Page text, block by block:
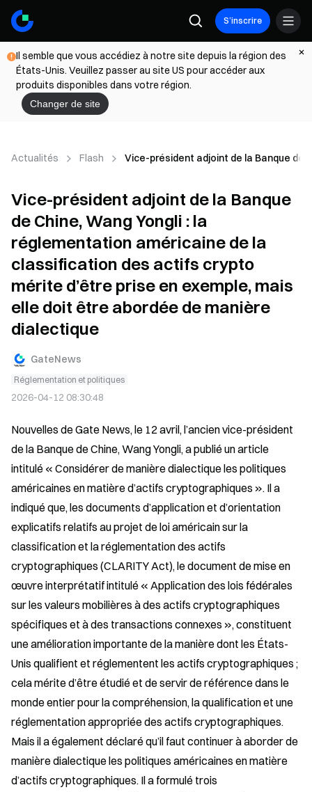
S’inscrire
Il semble que vous accédiez à notre site depuis la région des
États-Unis. Veuillez passer au site US pour accéder aux
produits disponibles dans votre région.
Changer de site
Actualités Flash Vice-président adjoint de la Banque de
Vice-président adjoint de la Banque
de Chine, Wang Yongli : la
réglementation américaine de la
classification des actifs crypto
mérite d’être prise en exemple, mais
elle doit être abordée de manière
dialectique
GateNews
Réglementation et politiques
2026-04-12 08:30:48
Nouvelles de Gate News, le 12 avril, l’ancien vice-président
de la Banque de Chine, Wang Yongli, a publié un article
intitulé « Considérer de manière dialectique les politiques
américaines en matière d’actifs cryptographiques ». Il a
indiqué que, les documents d’application et d’orientation
explicatifs relatifs au projet de loi américain sur la
classification et la réglementation des actifs
cryptographiques (CLARITY Act), le document de mise en
œuvre interprétatif intitulé « Application des lois fédérales
sur les valeurs mobilières à des actifs cryptographiques
spécifiques et à des transactions connexes », constituent
une amélioration importante de la manière dont les États-
Unis qualifient et réglementent les actifs cryptographiques ;
cela mérite d’être étudié et de servir de référence dans le
monde entier pour la compréhension, la qualification et une
réglementation appropriée des actifs cryptographiques.
Mais il a également déclaré qu’il faut continuer à aborder de
manière dialectique les politiques américaines en matière
d’actifs cryptographiques. Il a formulé trois